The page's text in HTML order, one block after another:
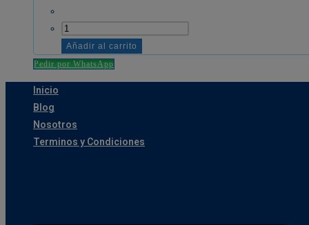
BOLSA
DE
BASURA
1.5
NEGRO
35
Añadir al carrito
Pedir por WhatsApp
Inicio
Blog
Nosotros
Terminos y Condiciones